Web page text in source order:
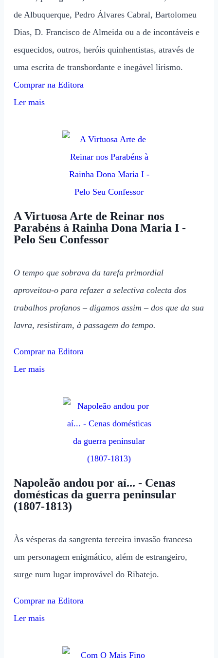
de Albuquerque, Pedro Álvares Cabral, Bartolomeu
Dias, D. Francisco de Almeida ou a de incontáveis e
esquecidos, outros, heróis quinhentistas, através de
uma escrita de transbordante e inegável lirismo.
Comprar na Editora
Ler mais
A Virtuosa Arte de Reinar nos
Parabéns à Rainha Dona Maria I -
Pelo Seu Confessor
O tempo que sobrava da tarefa primordial
aproveitou-o para refazer a selectiva colecta dos
trabalhos profanos – digamos assim – dos que da sua
lavra, resistiram, à passagem do tempo.
Comprar na Editora
Ler mais
Napoleão andou por aí... - Cenas
domésticas da guerra peninsular
(1807-1813)
Às vésperas da sangrenta terceira invasão francesa
um personagem enigmático, além de estrangeiro,
surge num lugar improvável do Ribatejo.
Comprar na Editora
Ler mais